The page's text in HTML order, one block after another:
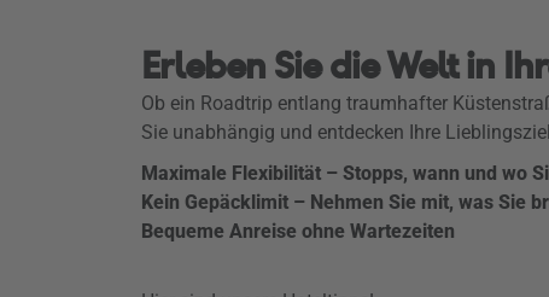
Erleben Sie die Welt in
Ob ein Roadtrip entlang traumhafter
Sie unabhängig und entdecken Ihre
Maximale Flexibilität – Stopps, wann und wo
Kein Gepäcklimit – Nehmen Sie mit, was Sie
Bequeme Anreise ohne Wartezeiten